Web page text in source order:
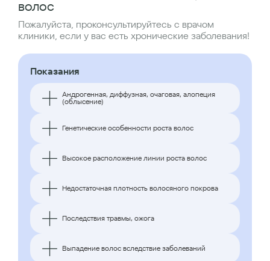
волос
Пожалуйста, проконсультируйтесь с врачом
клиники, если у вас есть хронические заболевания!
Показания
Андрогенная, диффузная, очаговая, алопеция
(облысение)
Генетические особенности роста волос
Высокое расположение линии роста волос
Недостаточная плотность волосяного покрова
Последствия травмы, ожога
Выпадение волос вследствие заболеваний